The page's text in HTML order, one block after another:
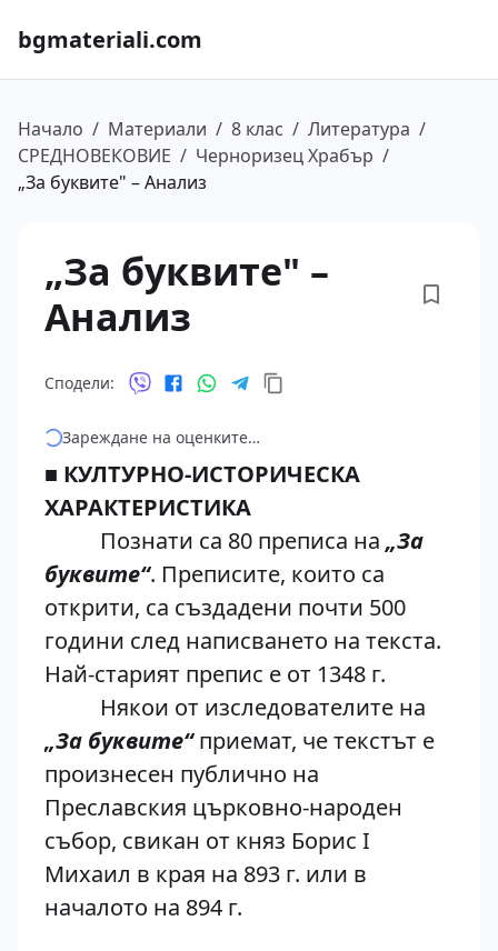
bgmateriali.com
Начало / Материали / 8 клас / Литература /
СРЕДНОВЕКОВИЕ / Черноризец Храбър /
„За буквите" – Анализ
„За буквите" –
Анализ
Сподели:
Зареждане на оценките…
■ КУЛТУРНО-ИСТОРИЧЕСКА
ХАРАКТЕРИСТИКА
Познати са 80 преписа на „За
буквите“. Преписите, които са
открити, са създадени почти 500
години след написването на текста.
Най-старият препис е от 1348 г.
Някои от изследователите на
„За буквите“приемат, че текстът е
произнесен публично на
Преславския църковно-народен
събор, свикан от княз Борис I
Михаил в края на 893 г. или в
началото на 894 г.